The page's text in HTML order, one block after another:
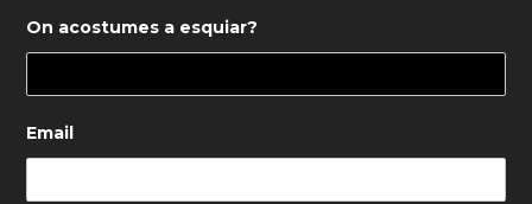
On acostumes a esquiar?
Email